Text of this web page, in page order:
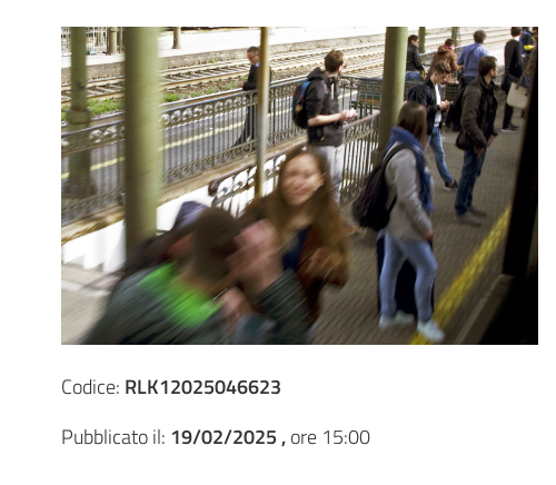
Codice: RLK12025046623
Pubblicato il: 19/02/2025 ,ore 15:00